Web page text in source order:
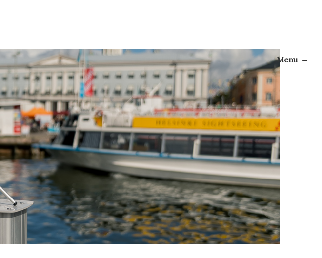
Menu
Le Blog
Apprendre la couture
Aménager son coin couture
Personnalisez vos tissus
Rechercher
ne doit pas beaucoup
le métier est de développer
de réalité virtuelle il y […]